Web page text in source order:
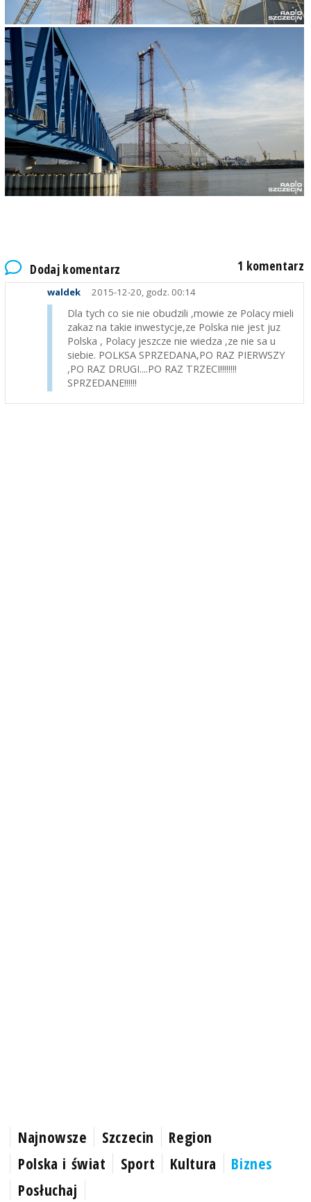
Dodaj komentarz 1 komentarz
waldek 2015-12-20, godz. 00:14
Dla tych co sie nie obudzili ,mowie ze Polacy mieli
zakaz na takie inwestycje,ze Polska nie jest juz
Polska , Polacy jeszcze nie wiedza ,ze nie sa u
siebie. POLKSA SPRZEDANA,PO RAZ PIERWSZY
,PO RAZ DRUGI....PO RAZ TRZECI!!!!!!!!
SPRZEDANE!!!!!!
Najnowsze Szczecin
Region
Polska i świat
Sport Kultura
Biznes
Posłuchaj